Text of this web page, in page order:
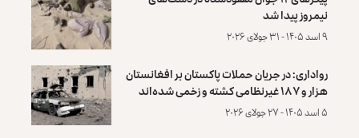
نیمروز پیدا شد
۹ اسد ۱۴۰۵ - ۳۱ جولای ۲۰۲۶
رواداری: در جریان حملات پاکستان بر افغانستان
هزار و ۱۸۷ غیرنظامی کشته و زخمی شده‌اند
۵ اسد ۱۴۰۵ - ۲۷ جولای ۲۰۲۶